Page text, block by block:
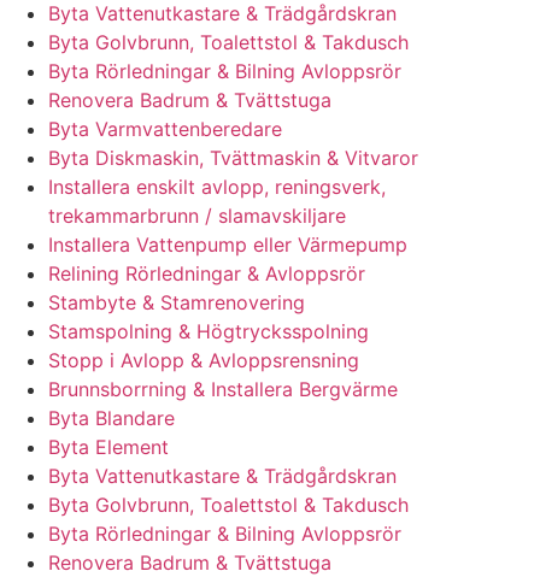
Byta Vattenutkastare & Trädgårdskran
Byta Golvbrunn, Toalettstol & Takdusch
Byta Rörledningar & Bilning Avloppsrör
Renovera Badrum & Tvättstuga
Byta Varmvattenberedare
Byta Diskmaskin, Tvättmaskin & Vitvaror
Installera enskilt avlopp, reningsverk,
trekammarbrunn / slamavskiljare
Installera Vattenpump eller Värmepump
Relining Rörledningar & Avloppsrör
Stambyte & Stamrenovering
Stamspolning & Högtrycksspolning
Stopp i Avlopp & Avloppsrensning
Brunnsborrning & Installera Bergvärme
Byta Blandare
Byta Element
Byta Vattenutkastare & Trädgårdskran
Byta Golvbrunn, Toalettstol & Takdusch
Byta Rörledningar & Bilning Avloppsrör
Renovera Badrum & Tvättstuga